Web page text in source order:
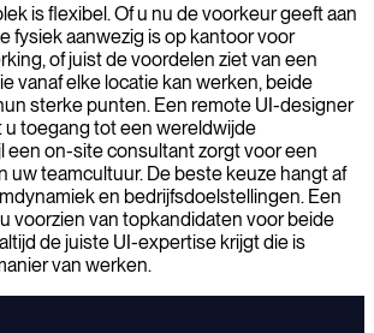
is flexibel. Of u nu de voorkeur geeft aan
fysiek aanwezig is op kantoor voor
of juist de voordelen ziet van een
vanaf elke locatie kan werken, beide
sterke punten. Een remote UI-designer
toegang tot een wereldwijde
een on-site consultant zorgt voor een
uw teamcultuur. De beste keuze hangt af
en bedrijfsdoelstellingen. Een
voorzien van topkandidaten voor beide
de juiste UI-expertise krijgt die is
van werken.